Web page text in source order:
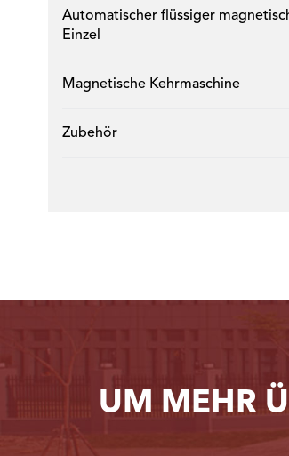
Automatischer flüssiger
Einzel
Magnetische Kehrmaschine
Zubehör
UM MEHR